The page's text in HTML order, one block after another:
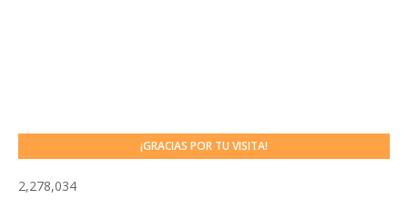
¡GRACIAS POR TU VISITA!
2,278,034